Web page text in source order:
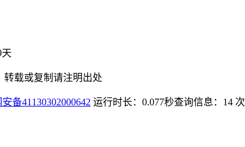
天
转载或复制请注明出处
备41130302000642 运行时长：0.077秒查询信息：14 次